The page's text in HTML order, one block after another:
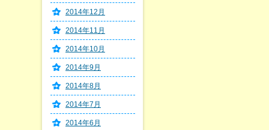
2014年12月
2014年11月
2014年10月
2014年9月
2014年8月
2014年7月
2014年6月